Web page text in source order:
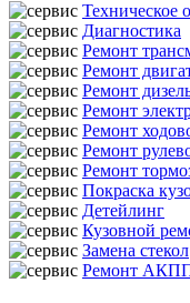
Техническое
Диагностика
Ремонт
Ремонт
Ремонт
Ремонт
Ремонт
Ремонт
Ремонт
Покраска
Детейлинг
Кузовной
Замена стекол
Ремонт